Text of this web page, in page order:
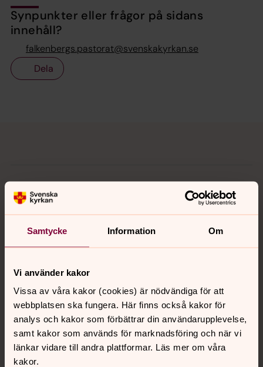
Samtycke Information Om
Vi använder kakor
Vissa av våra kakor (cookies) är nödvändiga för att
webbplatsen ska fungera. Här finns också kakor för
analys och kakor som förbättrar din användarupplevelse,
samt kakor som används för marknadsföring och när vi
länkar vidare till andra plattformar. Läs mer om våra
kakor.
Synpunkter eller frågor på sidans
innehåll?
falkenbergs.pastorat@svenskakyrkan.se
Dela
Kontakt
Kalender
Hitta snabbt
Sociala kanaler